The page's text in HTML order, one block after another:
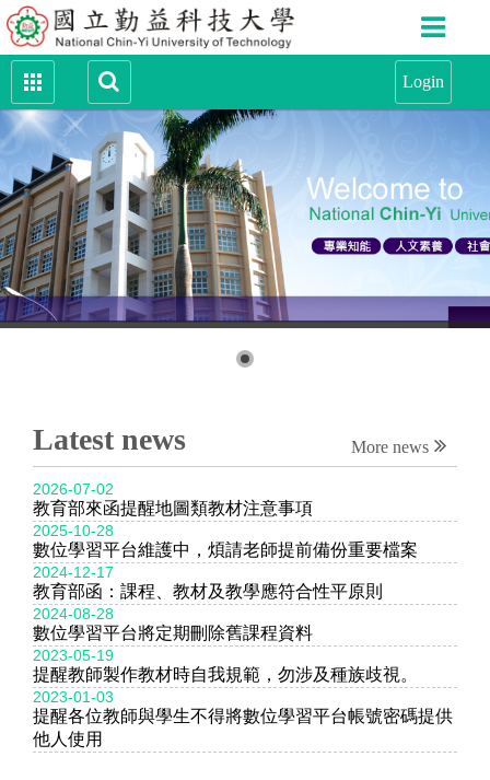
Latest news More news
2026-07-02
教育部來函提醒地圖類教材注意事項
2025-10-28
數位學習平台維護中，煩請老師提前備份重要檔案
2024-12-17
教育部函：課程、教材及教學應符合性平原則
2024-08-28
數位學習平台將定期刪除舊課程資料
2023-05-19
提醒教師製作教材時自我規範，勿涉及種族歧視。
2023-01-03
提醒各位教師與學生不得將數位學習平台帳號密碼提供
他人使用